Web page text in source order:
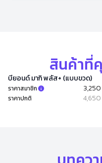
สินค้าที่
บียอนด์ มากิ พลัส+ (แบบขวด)
ราคาสมาชิก
ราคาปกติ